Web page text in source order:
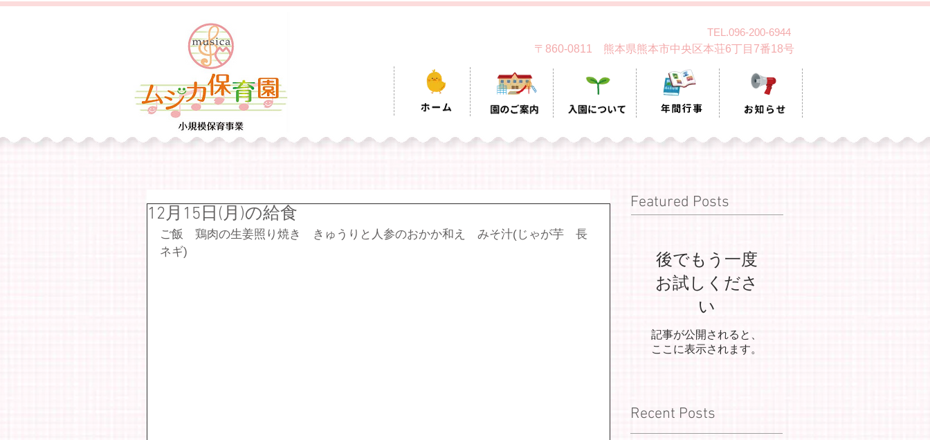
〒860-0811 熊本県熊本市中央区本荘6丁目7番18号
TEL.096-200-6944
12月15日(月)の給食
ご飯　鶏肉の生姜照り焼き　きゅうりと人参のおかか和え　みそ汁(じゃが芋　長
ネギ)
Featured Posts
後でもう一度
お試しくださ
い
記事が公開されると、
ここに表示されます。
Recent Posts